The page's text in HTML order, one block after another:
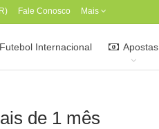
Fale Conosco Mais
Futebol Internacional Apostas
de 1 mês